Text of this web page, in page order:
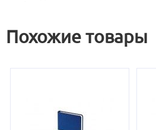
Похожие товары